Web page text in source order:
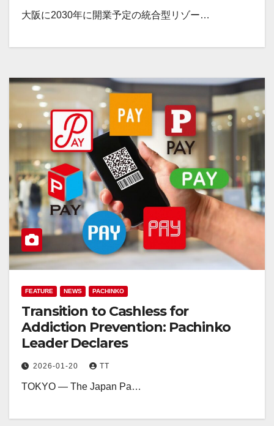
大阪に2030年に開業予定の統合型リゾー…
FEATURE NEWS PACHINKO
Transition to Cashless for
Addiction Prevention: Pachinko
Leader Declares
2026-01-20 TT
TOKYO — The Japan Pa…